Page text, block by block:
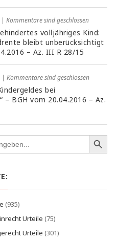
| Kommentare sind geschlossen
volljähriges Kind:
bleibt unberücksichtigt
– Az. III R 28/15
| Kommentare sind geschlossen
bei
– BGH vom 20.04.2016 – Az.
(935)
Urteile (75)
Urteile (301)